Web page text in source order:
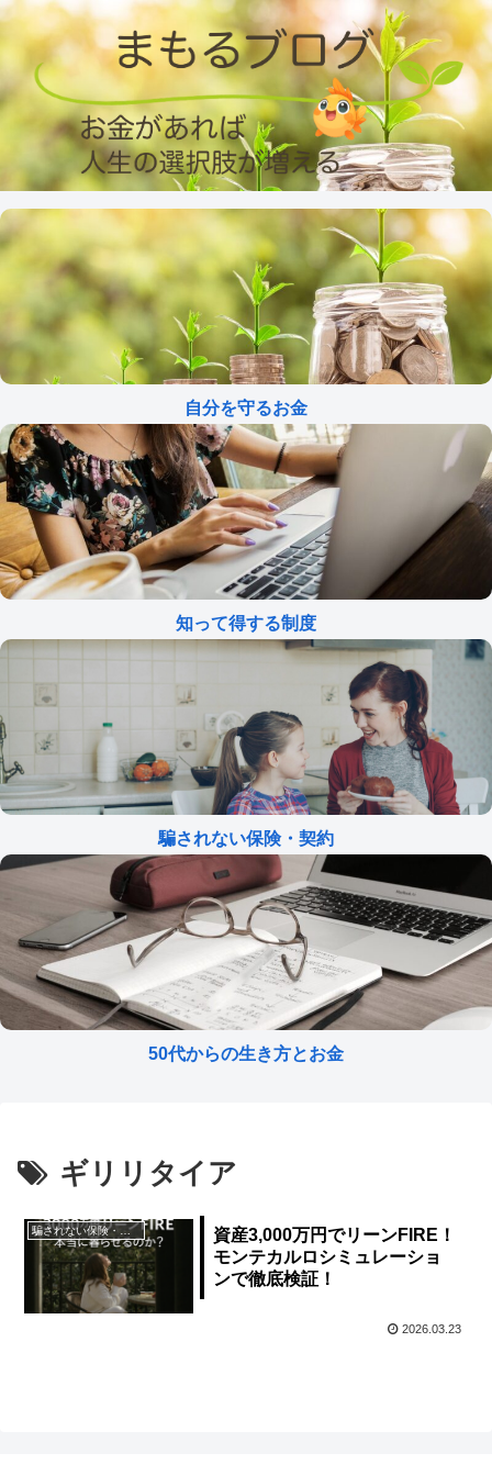
自分を守るお金
知って得する制度
騙されない保険・契約
50代からの生き方とお金
ギリリタイア
騙されない保険・契約
資産3,000万円でリーンFIRE！
モンテカルロシミュレーショ
ンで徹底検証！
2026.03.23